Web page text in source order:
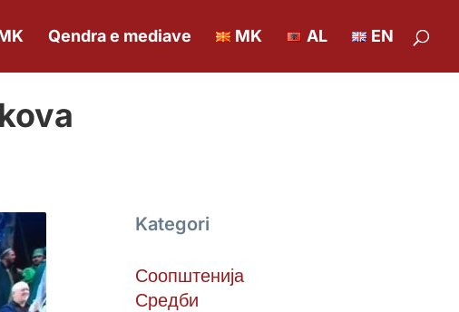
Qendra e mediave MK AL EN
Kategori
Соопштенија
Средби